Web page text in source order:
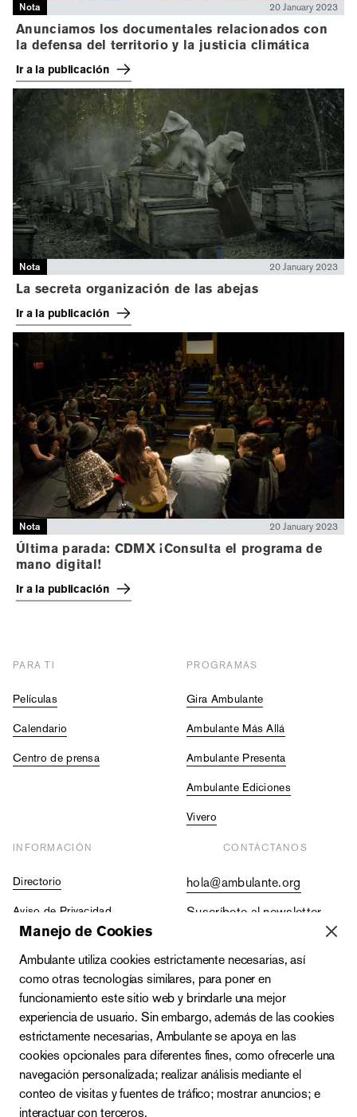
Nota 20 January 2023
Anunciamos los documentales relacionados con
la defensa del territorio y la justicia climática
Ir a la publicación
Nota 20 January 2023
La secreta organización de las abejas
Ir a la publicación
Nota 20 January 2023
Última parada: CDMX ¡Consulta el programa de
mano digital!
Ir a la publicación
PARA TI
Películas
Calendario
Centro de prensa
PROGRAMAS
Gira Ambulante
Ambulante Más Allá
Ambulante Presenta
Ambulante Ediciones
Vivero
INFORMACIÓN
Directorio
Aviso de Privacidad
Contraloría Social
CONTÁCTANOS
hola@ambulante.org
Suscríbete al newsletter
+52 (55) 4333 2019
Manejo de Cookies
Ambulante utiliza cookies estrictamente necesarias, así
como otras tecnologías similares, para poner en
funcionamiento este sitio web y brindarle una mejor
experiencia de usuario. Sin embargo, además de las cookies
estrictamente necesarias, Ambulante se apoya en las
cookies opcionales para diferentes fines, como ofrecerle una
navegación personalizada; realizar análisis mediante el
conteo de visitas y fuentes de tráfico; mostrar anuncios; e
interactuar con terceros.